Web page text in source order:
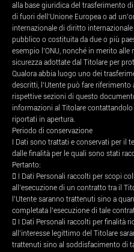
alla base giuridica del trasferimento di
di fuori dell’Unione Europea o ad
internazionale di diritto internazionale
pubblico o costituita da due o più
esempio l’ONU, nonché in merito alle
sicurezza adottate dal Titolare per
Qualora abbia luogo uno dei
descritti, l’Utente può fare riferimento
rispettive sezioni di questo
informazioni al Titolare contattandolo
riportati in apertura.
Periodo di conservazione
I Dati sono trattati e conservati per il
dalle finalità per le quali sono stati
Pertanto:
 I Dati Personali raccolti per scopi
all’esecuzione di un contratto tra il
l’Utente saranno trattenuti sino a
completata l’esecuzione di tale
 I Dati Personali raccolti per finalità
all’interesse legittimo del Titolare
trattenuti sino al soddisfacimento di